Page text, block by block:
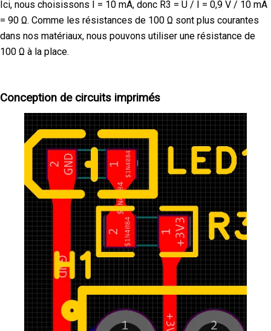
Ici, nous choisissons I = 10 mA, donc R3 = U / I = 0,9 V / 10 mA
= 90 Ω. Comme les résistances de 100 Ω sont plus courantes
dans nos matériaux, nous pouvons utiliser une résistance de
100 Ω à la place.
Conception de circuits imprimés